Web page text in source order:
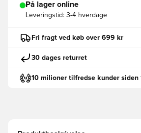
På lager online
Leveringstid: 3-4 hverdage
Fri fragt ved køb over 699 kr
30 dages returret
10 milioner tilfredse kunder siden